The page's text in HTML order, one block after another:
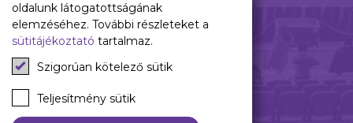
Facebook
Instagram
Tiktok
Youtube
Spotify
oldalunk látogatottságának
elemzéséhez. További részleteket a
sütitájékoztató tartalmaz.
Szigorúan kötelező sütik
Teljesítmény sütik